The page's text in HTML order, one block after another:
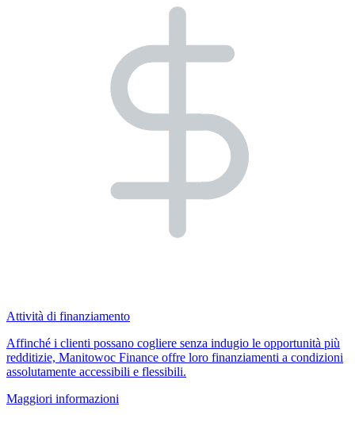
Attività di finanziamento
Affinché i clienti possano cogliere senza indugio le opportunità più
redditizie, Manitowoc Finance offre loro finanziamenti a condizioni
assolutamente accessibili e flessibili.
Maggiori informazioni